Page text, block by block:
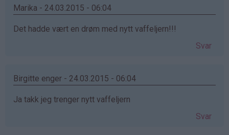
Marika - 24.03.2015 - 06:04
Det hadde vært en drøm med nytt vaffeljern!!!
Svar
Birgitte enger - 24.03.2015 - 06:04
Ja takk jeg trenger nytt vaffeljern
Svar